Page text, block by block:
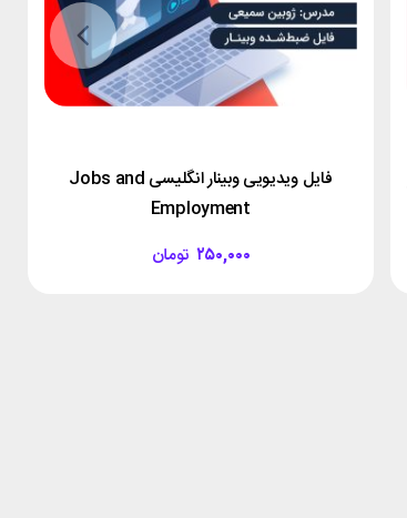
فایل ویدیویی وبینار انگلیسی Jobs and
Employment
تومان ۲۵۰,۰۰۰